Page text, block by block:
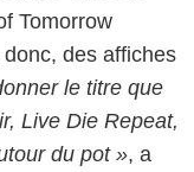
Tomorrow
des affiches
le titre que
Live Die Repeat,
du pot », a